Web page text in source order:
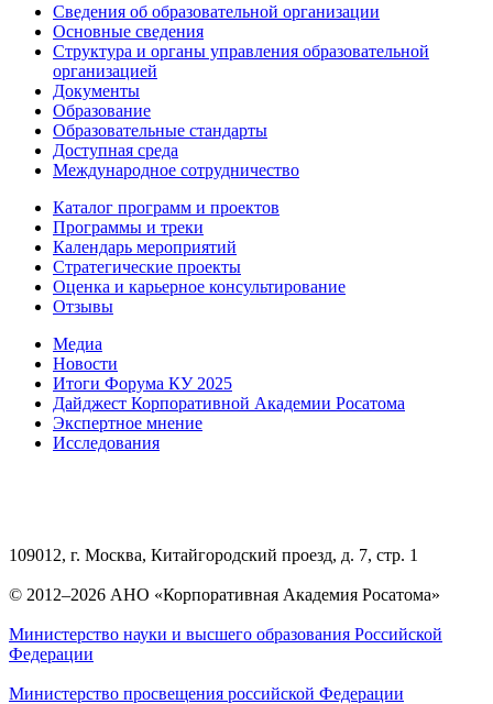
Сведения об образовательной организации
Основные сведения
Структура и органы управления образовательной
организацией
Документы
Образование
Образовательные стандарты
Доступная среда
Международное сотрудничество
Каталог программ и проектов
Программы и треки
Календарь мероприятий
Стратегические проекты
Оценка и карьерное консультирование
Отзывы
Медиа
Новости
Итоги Форума КУ 2025
Дайджест Корпоративной Академии Росатома
Экспертное мнение
Исследования
109012, г. Москва, Китайгородский проезд, д. 7, стр. 1
© 2012–2026 АНО «Корпоративная Академия Росатома»
Министерство науки и высшего образования Российской
Федерации
Министерство просвещения российской Федерации